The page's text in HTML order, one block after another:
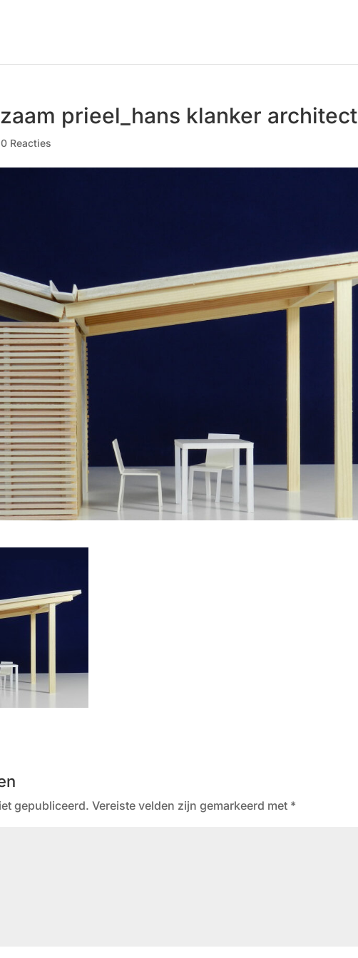
prieel_hans klanker architect
0 Reacties
gepubliceerd. Vereiste velden zijn gemarkeerd met *